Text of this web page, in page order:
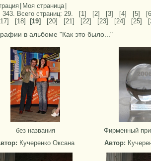
| Моя страница |
343. Всего страниц: 29. [1] [2] [3] [4] [5]
[18] [19] [20] [21] [22] [23] [24] [25]
в альбоме "Как это было..."
без названия
Кучеренко Оксана
Фирменный
Автор: